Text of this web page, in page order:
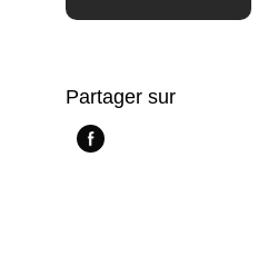
Partager sur